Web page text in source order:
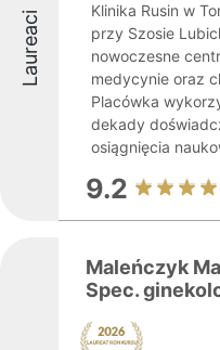
Laureaci
Klinika Rusin w
przy Szosie
nowoczesne
medycynie oraz
Placówka
dekady
osiągnięcia
9.2
Maleńczyk
Spec.